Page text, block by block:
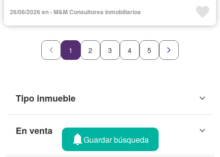
26/06/2026 en - M&M Consultores Inmobiliarios
1 2 3 4 5
Tipo inmueble
En venta
Guardar búsqueda